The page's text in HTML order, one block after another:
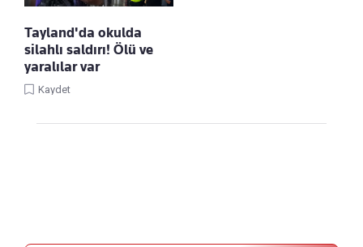
Tayland'da okulda
silahlı saldırı! Ölü ve
yaralılar var
Kaydet